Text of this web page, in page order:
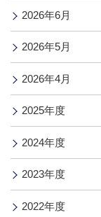
2026年6月
2026年5月
2026年4月
2025年度
2024年度
2023年度
2022年度